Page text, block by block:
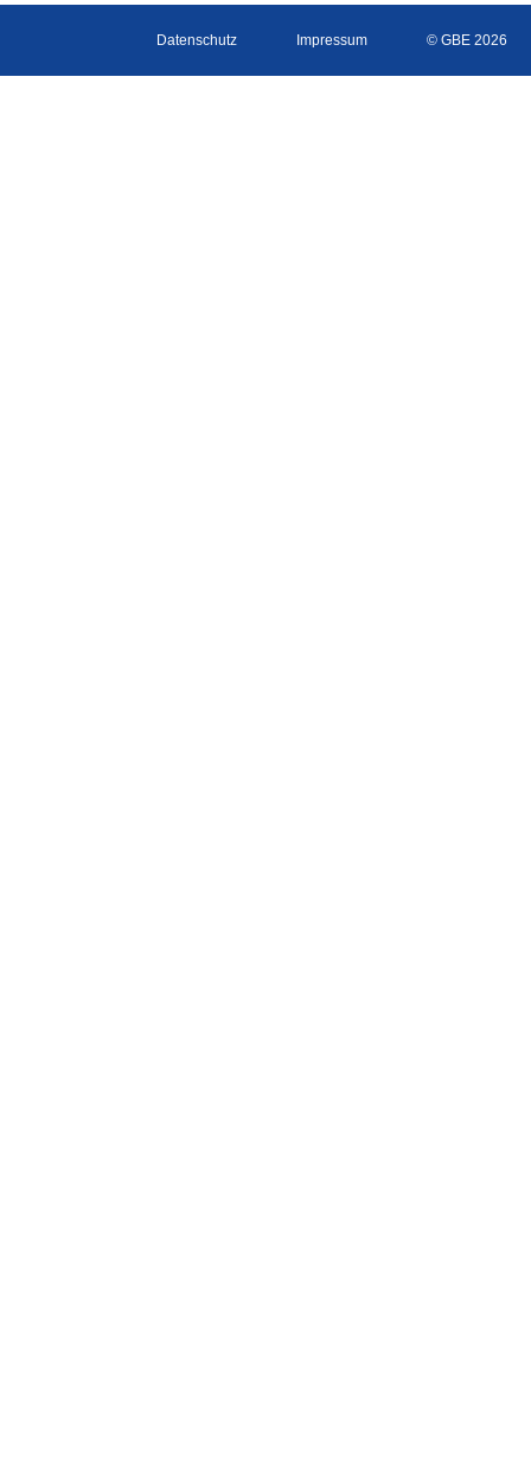
Datenschutz Impressum © GBE 2026